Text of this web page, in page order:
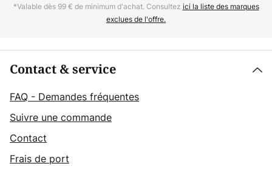
*Valable dès 99 € de minimum d'achat. Consultez ici la liste des marques
exclues de l'offre.
Contact & service
FAQ - Demandes fréquentes
Suivre une commande
Contact
Frais de port